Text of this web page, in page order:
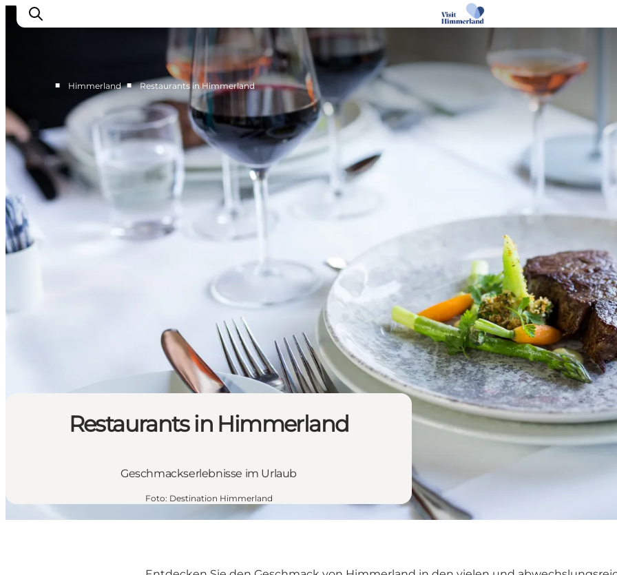
Erlebnisse
Natur
Städte und Orte
Das passiert
Reiseplanung
Praktische Informationen
■ Himmerland ■ Restaurants in Himmerland
Restaurants in Himmerland
Geschmackserlebnisse im Urlaub
Foto: Destination Himmerland